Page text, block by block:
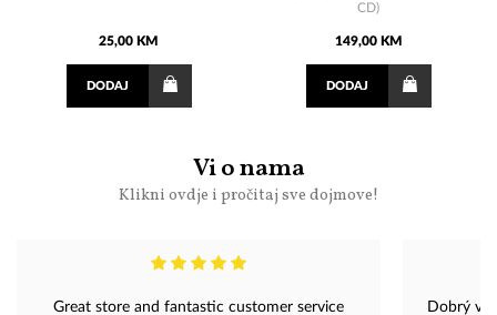
25,00 KM
DODAJ
CD)
149,00 KM
DODAJ
Vi o nama
Klikni ovdje i pročitaj sve dojmove!
Great store and fantastic customer service
Dobrý večer, chtěl jsem navštívit